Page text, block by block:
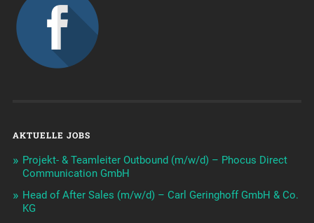
AKTUELLE JOBS
Projekt- & Teamleiter Outbound (m/w/d) – Phocus Direct
Communication GmbH
Head of After Sales (m/w/d) – Carl Geringhoff GmbH & Co.
KG